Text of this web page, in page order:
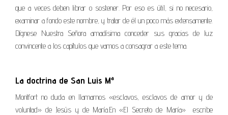
que a veces deben librar o sostener. Por eso es útil, si no necesario,
examinar a fondo este nombre, y tratar de él un poco más extensamente.
Dígnese Nuestra Señora amadísima conceder sus gracias de luz
convincente a los capítulos que vamos a consagrar a este tema.
La doctrina de San Luis Mª
Montfort no duda en llamarnos «esclavos, esclavos de amor y de
voluntad» de Jesús y de María.En «El Secreto de María» escribe